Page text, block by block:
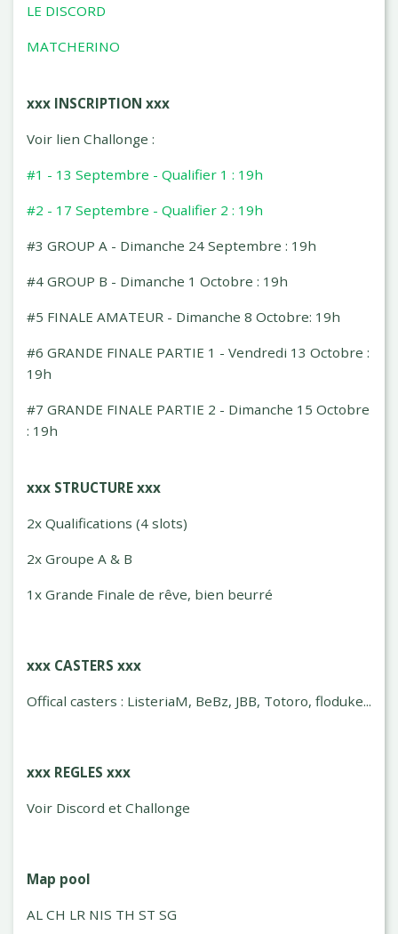
LE DISCORD
MATCHERINO
xxx INSCRIPTION xxx
Voir lien Challonge :
#1 - 13 Septembre - Qualifier 1 : 19h
#2 - 17 Septembre - Qualifier 2 : 19h
#3 GROUP A - Dimanche 24 Septembre : 19h
#4 GROUP B - Dimanche 1 Octobre : 19h
#5 FINALE AMATEUR - Dimanche 8 Octobre: 19h
#6 GRANDE FINALE PARTIE 1 - Vendredi 13 Octobre :
19h
#7 GRANDE FINALE PARTIE 2 - Dimanche 15 Octobre
: 19h
xxx STRUCTURE xxx
2x Qualifications (4 slots)
2x Groupe A & B
1x Grande Finale de rêve, bien beurré
xxx CASTERS xxx
Offical casters : ListeriaM, BeBz, JBB, Totoro, floduke...
xxx REGLES xxx
Voir Discord et Challonge
Map pool
AL CH LR NIS TH ST SG